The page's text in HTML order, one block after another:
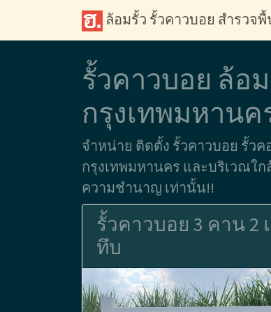
ล้อมรั้ว รั้วคาวบอย สำรวจ
รั้วคาวบอย ล้อ
กรุงเทพมหานค
จำหน่าย ติดตั้ง รั้วคาวบอย รั้ว
กรุงเทพมหานคร และบริเวณใ
ความชำนาญ เท่านั้น!!
รั้วคาวบอย 3 คาน 2
ทึบ